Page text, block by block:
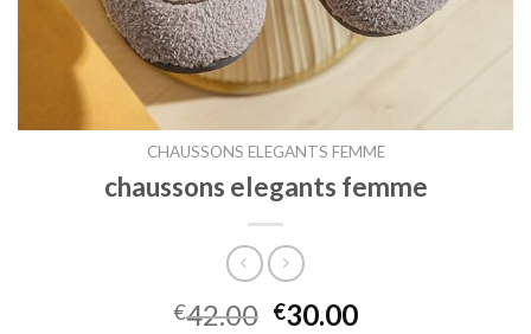
CHAUSSONS ELEGANTS FEMME
chaussons elegants femme
€42.00 €30.00